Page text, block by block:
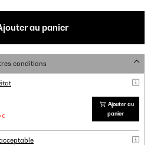
au panier
conditions
€
Ajouter au
panier